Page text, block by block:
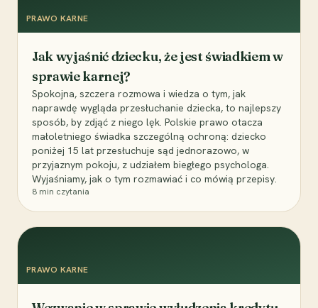
PRAWO KARNE
Jak wyjaśnić dziecku, że jest świadkiem w
sprawie karnej?
Spokojna, szczera rozmowa i wiedza o tym, jak
naprawdę wygląda przesłuchanie dziecka, to najlepszy
sposób, by zdjąć z niego lęk. Polskie prawo otacza
małoletniego świadka szczególną ochroną: dziecko
poniżej 15 lat przesłuchuje sąd jednorazowo, w
przyjaznym pokoju, z udziałem biegłego psychologa.
Wyjaśniamy, jak o tym rozmawiać i co mówią przepisy.
8 min czytania
PRAWO KARNE